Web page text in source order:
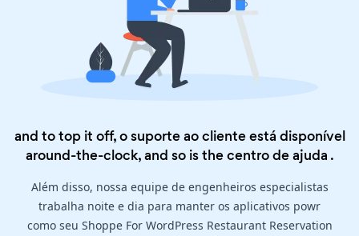
and to top it off, o suporte ao cliente está disponível
around-the-clock, and so is thecentro de ajuda .
Além disso, nossa equipe de engenheiros especialistas
trabalha noite e dia para manter os aplicativos powr
como seu Shoppe For WordPress Restaurant Reservation